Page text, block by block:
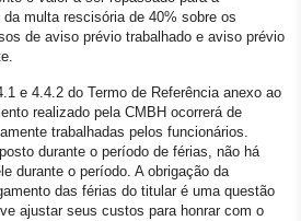
multa rescisória de 40% sobre os
de aviso prévio trabalhado e aviso prévio
e 4.4.2 do Termo de Referência anexo ao
realizado pela CMBH ocorrerá de
trabalhadas pelos funcionários.
durante o período de férias, não há
durante o período. A obrigação da
das férias do titular é uma questão
ajustar seus custos para honrar com o